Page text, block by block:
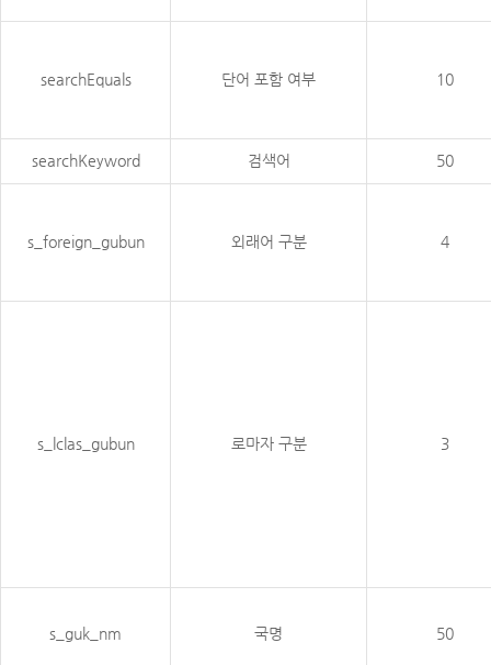
searchEquals 단어 포함 여부 10
searchKeyword 검색어 50
s_foreign_gubun 외래어 구분 4
s_lclas_gubun 로마자 구분 3
s_guk_nm 국명 50